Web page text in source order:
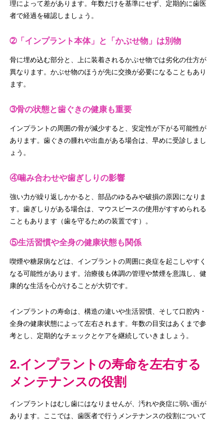
理によって差があります。年数だけを基準にせず、定期的に歯医
者で経過を確認しましょう。
➁「インプラント本体」と「かぶせ物」は別物
骨に埋め込む部分と、上に装着されるかぶせ物では劣化の仕方が
異なります。かぶせ物のほうが先に交換が必要になることもあり
ます。
➂骨の状態と歯ぐきの健康も重要
インプラントの周囲の骨が減少すると、安定性が下がる可能性が
あります。歯ぐきの腫れや出血がある場合は、早めに受診しまし
ょう。
④噛み合わせや歯ぎしりの影響
強い力が繰り返しかかると、部品のゆるみや破損の原因になりま
す。歯ぎしりがある場合は、マウスピースの使用がすすめられる
こともあります（歯を守るための装置です）。
⑤生活習慣や全身の健康状態も関係
喫煙や糖尿病などは、インプラントの周囲に炎症を起こしやすく
なる可能性があります。治療後も体調の管理や禁煙を意識し、健
康的な生活を心がけることが大切です。
インプラントの寿命は、構造の違いや生活習慣、そして口腔内・
全身の健康状態によって左右されます。年数の目安はあくまで参
考とし、定期的なチェックとケアを継続していきましょう。
2.インプラントの寿命を左右する
メンテナンスの役割
インプラントはむし歯にはなりませんが、汚れや炎症に弱い面が
あります。ここでは、歯医者で行うメンテナンスの役割について